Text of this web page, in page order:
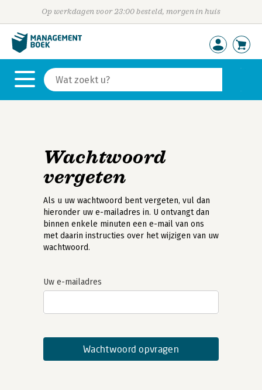
Op werkdagen voor 23:00 besteld, morgen in huis
Wachtwoord
vergeten
Als u uw wachtwoord bent vergeten, vul dan
hieronder uw e-mailadres in. U ontvangt dan
binnen enkele minuten een e-mail van ons
met daarin instructies over het wijzigen van uw
wachtwoord.
Uw e-mailadres